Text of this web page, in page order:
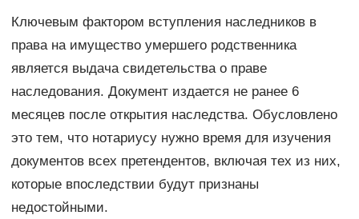
Ключевым фактором вступления наследников в
права на имущество умершего родственника
является выдача свидетельства о праве
наследования. Документ издается не ранее 6
месяцев после открытия наследства. Обусловлено
это тем, что нотариусу нужно время для изучения
документов всех претендентов, включая тех из них,
которые впоследствии будут признаны
недостойными.